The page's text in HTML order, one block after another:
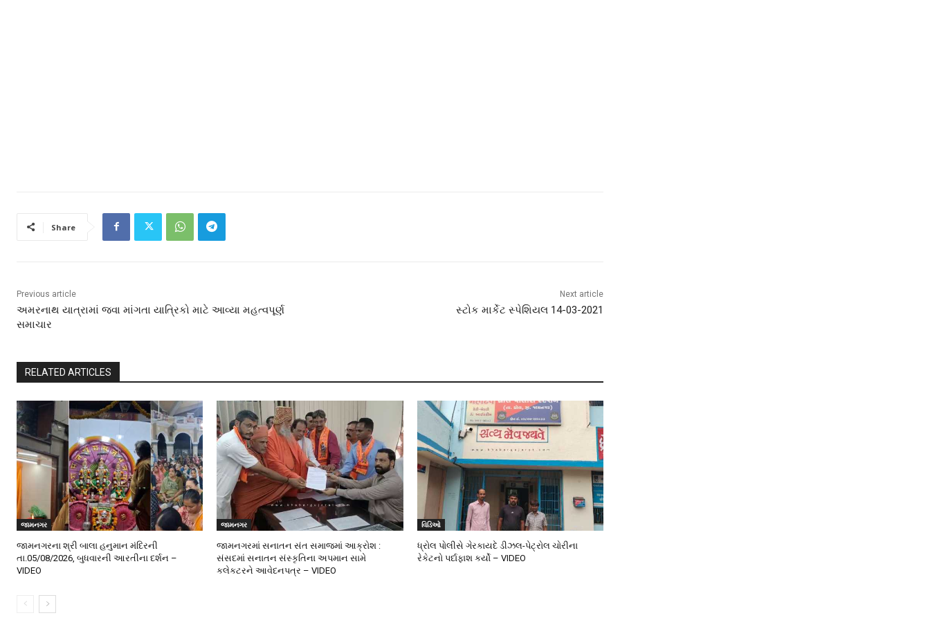
Share
Previous article
અમરનાથ યાત્રામાં જવા માંગતા યાત્રિકો માટે આવ્યા મહત્વપૂર્ણ
સમાચાર
Next article
સ્ટોક માર્કેટ સ્પેશિયલ 14-03-2021
RELATED ARTICLES
જામનગર
જામનગરના શ્રી બાલા હનુમાન મંદિરની
તા.05/08/2026, બુધવારની આરતીના દર્શન –
VIDEO
જામનગર
જામનગરમાં સનાતન સંત સમાજમાં આક્રોશ :
સંસદમાં સનાતન સંસ્કૃતિના અપમાન સામે
કલેકટરને આવેદનપત્ર – VIDEO
વિડિઓ
ધ્રોલ પોલીસે ગેરકાયદે ડીઝલ-પેટ્રોલ ચોરીના
રેકેટનો પર્દાફાશ કર્યો – VIDEO